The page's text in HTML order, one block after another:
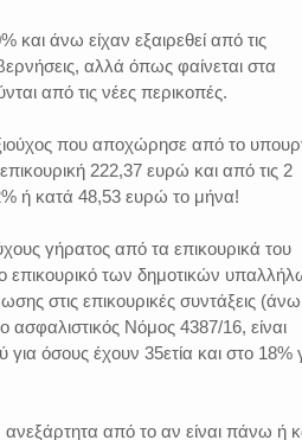
και άνω είχαν εξαιρεθεί από τις
αλλά όπως φαίνεται στα
από τις νέες περικοπές.
που αποχώρησε από το
222,37 ευρώ και από τις 2
ή κατά 48,53 ευρώ το μήνα!
γήρατος από τα επικουρικά του
επικουρικό των δημοτικών
στις επικουρικές συντάξεις
Νόμος 4387/16, είναι
όσους έχουν 35ετία και στο 18%
από το αν είναι πάνω ή